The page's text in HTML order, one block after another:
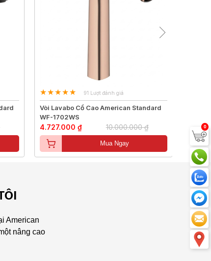
91 Lượt đánh giá
Vòi Lavabo Cổ Cao American Standard
WF-1702WS
4.727.000 ₫ 10.000.000 ₫
Mua Ngay
American
nâng cao
0